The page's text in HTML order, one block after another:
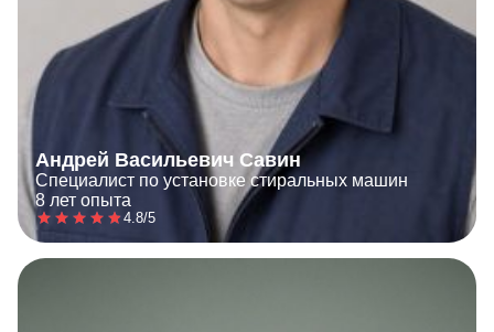
Андрей Васильевич Савин
Специалист по установке стиральных машин
8 лет опыта
4.8/5